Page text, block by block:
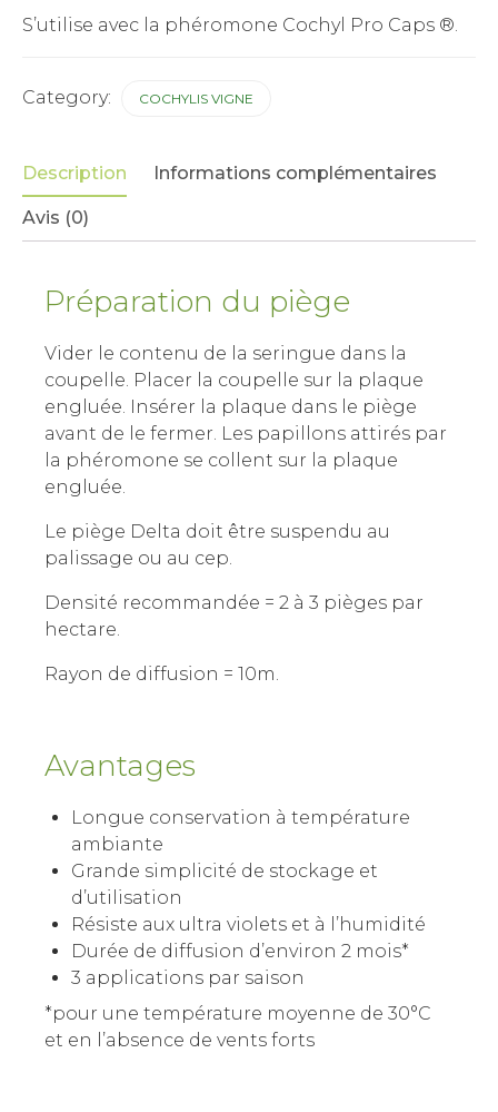
S’utilise avec la phéromone Cochyl Pro Caps ®.
Category: COCHYLIS VIGNE
Description Informations complémentaires
Avis (0)
Préparation du piège
Vider le contenu de la seringue dans la
coupelle. Placer la coupelle sur la plaque
engluée. Insérer la plaque dans le piège
avant de le fermer. Les papillons attirés par
la phéromone se collent sur la plaque
engluée.
Le piège Delta doit être suspendu au
palissage ou au cep.
Densité recommandée = 2 à 3 pièges par
hectare.
Rayon de diffusion = 10m.
Avantages
Longue conservation à température
ambiante
Grande simplicité de stockage et
d’utilisation
Résiste aux ultra violets et à l’humidité
Durée de diffusion d’environ 2 mois*
3 applications par saison
*pour une température moyenne de 30°C
et en l’absence de vents forts